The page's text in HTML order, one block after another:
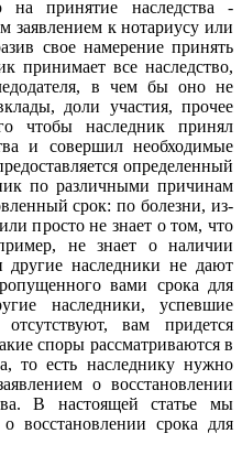
принятие наследства -
заявлением к нотариусу или
свое намерение принять
принимает все наследство,
в чем бы оно не
доли участия, прочее
чтобы наследник принял
и совершил необходимые
определенный
по различными причинам
срок: по болезни, из-
просто не знает о том, что
не знает о наличии
другие наследники не дают
вами срока для
наследники, успевшие
вам придется
споры рассматриваются в
то есть наследнику нужно
о восстановлении
В настоящей статье мы
восстановлении срока для